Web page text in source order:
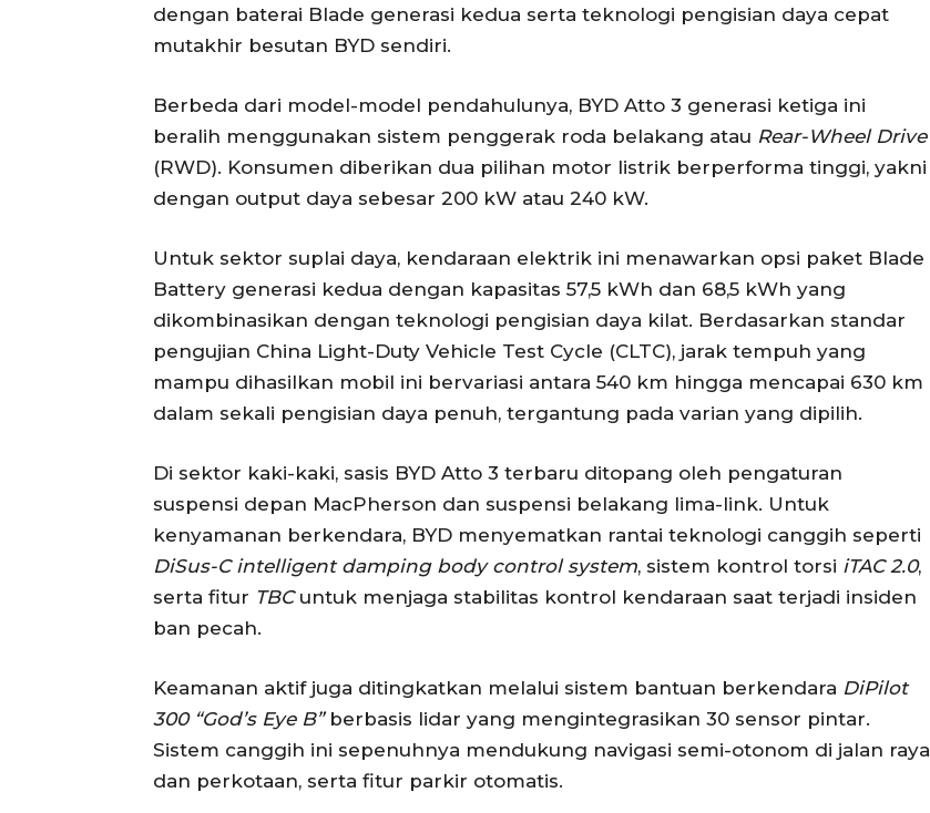
dengan baterai Blade generasi kedua serta teknologi pengisian daya cepat
mutakhir besutan BYD sendiri.
Berbeda dari model-model pendahulunya, BYD Atto 3 generasi ketiga ini
beralih menggunakan sistem penggerak roda belakang atau Rear-Wheel Drive
(RWD). Konsumen diberikan dua pilihan motor listrik berperforma tinggi, yakni
dengan output daya sebesar 200 kW atau 240 kW.
Untuk sektor suplai daya, kendaraan elektrik ini menawarkan opsi paket Blade
Battery generasi kedua dengan kapasitas 57,5 kWh dan 68,5 kWh yang
dikombinasikan dengan teknologi pengisian daya kilat. Berdasarkan standar
pengujian China Light-Duty Vehicle Test Cycle (CLTC), jarak tempuh yang
mampu dihasilkan mobil ini bervariasi antara 540 km hingga mencapai 630 km
dalam sekali pengisian daya penuh, tergantung pada varian yang dipilih.
Di sektor kaki-kaki, sasis BYD Atto 3 terbaru ditopang oleh pengaturan
suspensi depan MacPherson dan suspensi belakang lima-link. Untuk
kenyamanan berkendara, BYD menyematkan rantai teknologi canggih seperti
DiSus-C intelligent damping body control system, sistem kontrol torsi iTAC 2.0,
serta fitur TBCuntuk menjaga stabilitas kontrol kendaraan saat terjadi insiden
ban pecah.
Keamanan aktif juga ditingkatkan melalui sistem bantuan berkendara DiPilot
300 “God’s Eye B”berbasis lidar yang mengintegrasikan 30 sensor pintar.
Sistem canggih ini sepenuhnya mendukung navigasi semi-otonom di jalan raya
dan perkotaan, serta fitur parkir otomatis.